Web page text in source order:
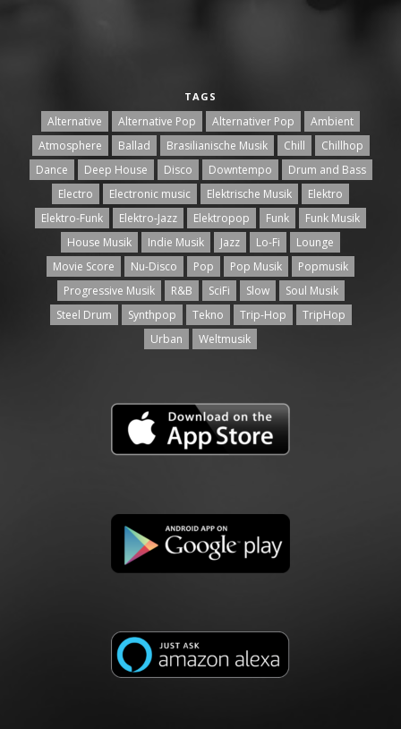
TAGS
Alternative Alternative Pop Alternativer Pop
Ambient
Atmosphere
Ballad Brasilianische Musik Chill
Chillhop
Dance
Deep House Disco Downtempo
Drum and Bass
Electro
Electronic music Elektrische Musik
Elektro
Elektro-Funk
Elektro-Jazz Elektropop Funk
Funk Musik
House Musik
Indie Musik Jazz Lo-Fi
Lounge
Movie Score
Nu-Disco Pop Pop Musik
Popmusik
Progressive Musik
R&B SciFi Slow
Soul Musik
Steel Drum
Synthpop Tekno Trip-Hop
TripHop
Urban
Weltmusik